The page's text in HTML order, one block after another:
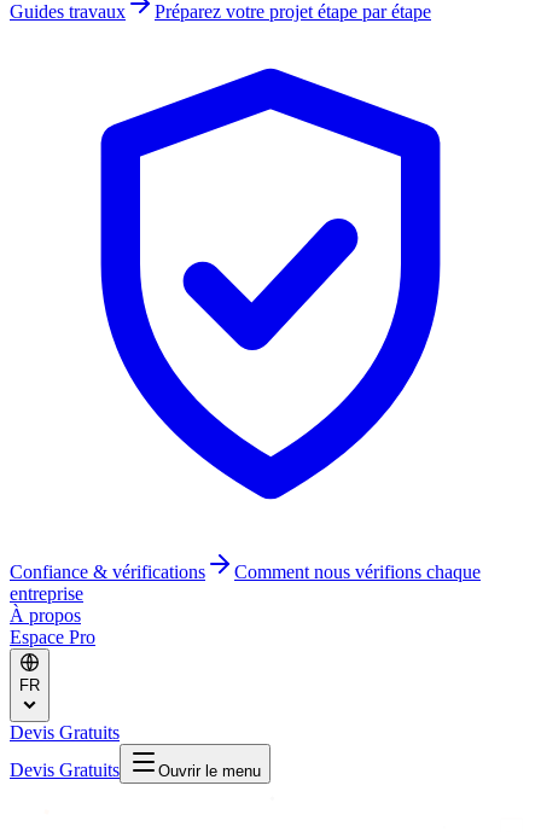
Guides travaux Préparez votre projet étape par étape
Confiance & vérifications
Comment nous vérifions chaque
entreprise
À propos
Espace Pro
FR
Devis Gratuits
Devis Gratuits
Ouvrir le menu